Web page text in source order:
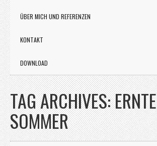
ÜBER MICH UND REFERENZEN
KONTAKT
DOWNLOAD
TAG ARCHIVES:ERNTE
SOMMER